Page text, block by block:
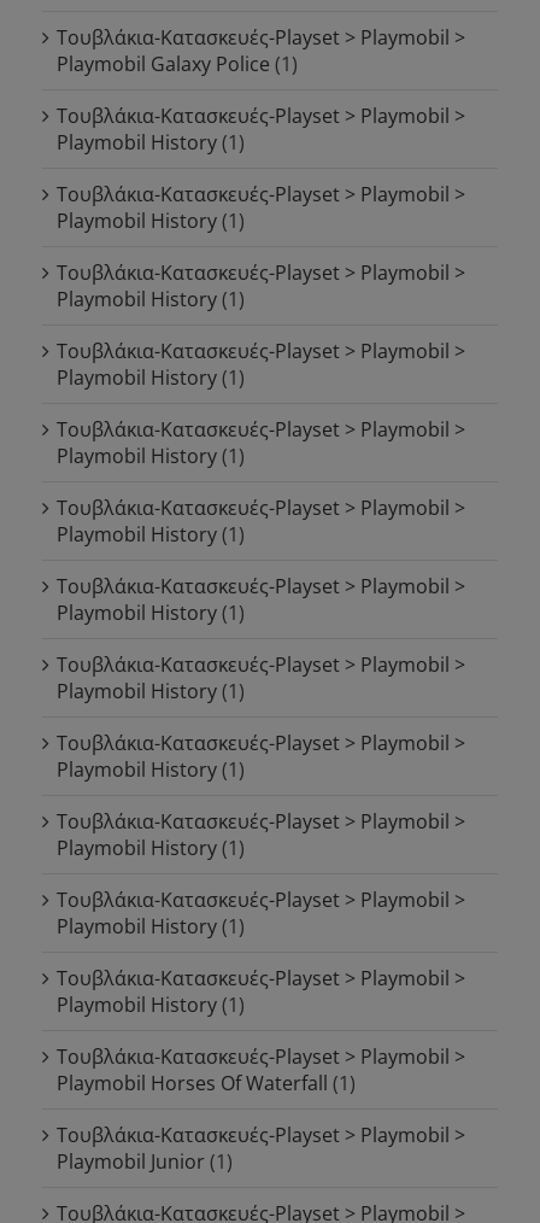
Τουβλάκια-Κατασκευές-Playset > Playmobil >
Playmobil Galaxy Police (1)
Τουβλάκια-Κατασκευές-Playset > Playmobil >
Playmobil History(1)
Τουβλάκια-Κατασκευές-Playset > Playmobil >
Playmobil History(1)
Τουβλάκια-Κατασκευές-Playset > Playmobil >
Playmobil History(1)
Τουβλάκια-Κατασκευές-Playset > Playmobil >
Playmobil History(1)
Τουβλάκια-Κατασκευές-Playset > Playmobil >
Playmobil History(1)
Τουβλάκια-Κατασκευές-Playset > Playmobil >
Playmobil History(1)
Τουβλάκια-Κατασκευές-Playset > Playmobil >
Playmobil History(1)
Τουβλάκια-Κατασκευές-Playset > Playmobil >
Playmobil History(1)
Τουβλάκια-Κατασκευές-Playset > Playmobil >
Playmobil History(1)
Τουβλάκια-Κατασκευές-Playset > Playmobil >
Playmobil History(1)
Τουβλάκια-Κατασκευές-Playset > Playmobil >
Playmobil History(1)
Τουβλάκια-Κατασκευές-Playset > Playmobil >
Playmobil History(1)
Τουβλάκια-Κατασκευές-Playset > Playmobil >
Playmobil Horses Of Waterfall (1)
Τουβλάκια-Κατασκευές-Playset > Playmobil >
Playmobil Junior (1)
Τουβλάκια-Κατασκευές-Playset > Playmobil >